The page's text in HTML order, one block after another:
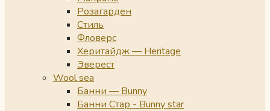
Розагарден
Стиль
Фловерс
Херитайдж — Heritage
Эверест
Wool sea
Банни — Bunny
Банни Стар - Bunny star